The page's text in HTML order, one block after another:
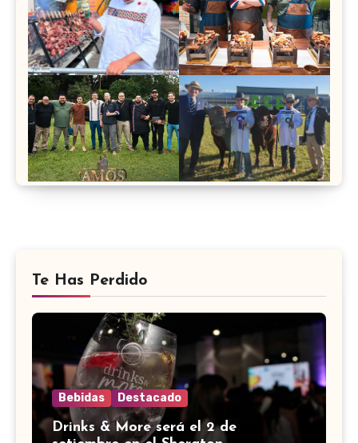
Te Has Perdido
Bebidas Destacado
Drinks & More será el 2 de